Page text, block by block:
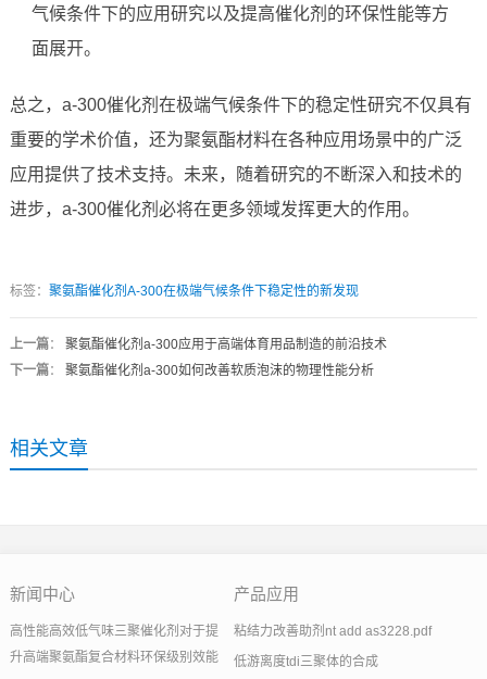
气候条件下的应用研究以及提高催化剂的环保性能等方
面展开。
总之，a-300催化剂在极端气候条件下的稳定性研究不仅具有
重要的学术价值，还为聚氨酯材料在各种应用场景中的广泛
应用提供了技术支持。未来，随着研究的不断深入和技术的
进步，a-300催化剂必将在更多领域发挥更大的作用。
标签： 聚氨酯催化剂A-300在极端气候条件下稳定性的新发现
上一篇： 聚氨酯催化剂a-300应用于高端体育用品制造的前沿技术
下一篇： 聚氨酯催化剂a-300如何改善软质泡沫的物理性能分析
相关文章
新闻中心
高性能高效低气味三聚催化剂对于提
升高端聚氨酯复合材料环保级别效能
产品应用
粘结力改善助剂nt add as3228.pdf
低游离度tdi三聚体的合成